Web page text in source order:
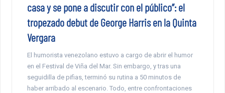
casa y se pone a discutir con el público”: el
tropezado debut de George Harris en la Quinta
Vergara
El humorista venezolano estuvo a cargo de abrir el humor
en el Festival de Viña del Mar. Sin embargo, y tras una
seguidilla de pifias, terminó su rutina a 50 minutos de
haber arribado al escenario. Todo, entre confrontaciones